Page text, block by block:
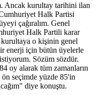
Ancak kurultay tarihini ilan
Halk Partisi
çağıralım. Genel
Halk Partili karar
kurultaya o kişinin genel
enerji için bütün üyelerle
Sözüm sözdür.
oy alarak tüm zamanların
ön seçimde yüzde 85'in
diye konuştu.